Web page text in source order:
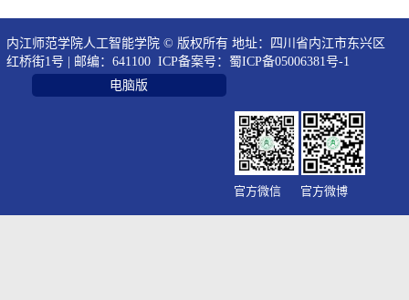
内江师范学院人工智能学院 © 版权所有 地址：四川省内江市东兴区
红桥街1号 | 邮编：641100 ICP备案号： 蜀ICP备05006381号-1
电脑版
官方微信 官方微博